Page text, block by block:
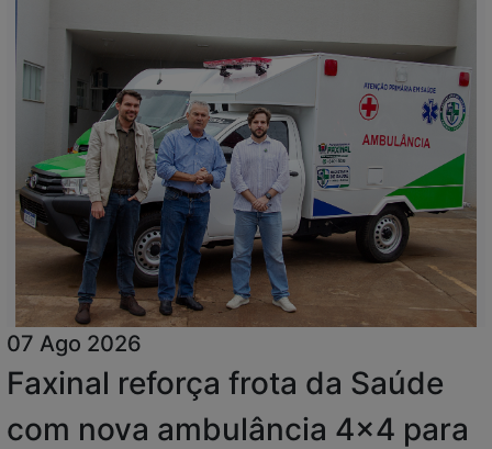
07 Ago 2026
Faxinal reforça frota da Saúde
com nova ambulância 4x4 para